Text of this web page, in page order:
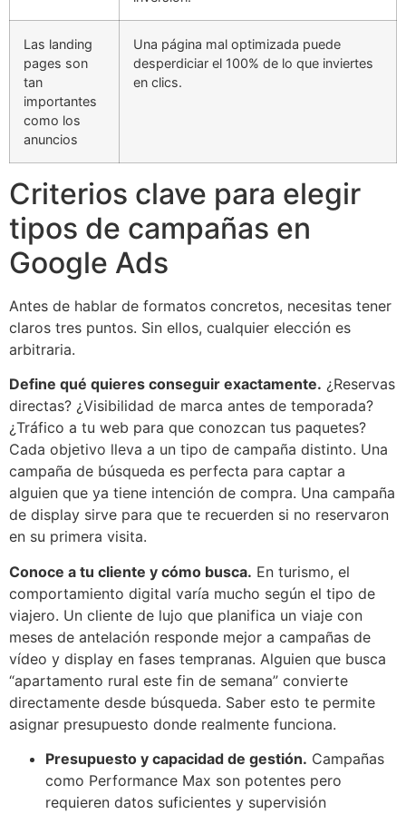
Las landing
pages son
tan
importantes
como los
anuncios
Una página mal optimizada puede
desperdiciar el 100% de lo que inviertes
en clics.
Criterios clave para elegir
tipos de campañas en
Google Ads
Antes de hablar de formatos concretos, necesitas tener
claros tres puntos. Sin ellos, cualquier elección es
arbitraria.
Define qué quieres conseguir exactamente. ¿Reservas
directas? ¿Visibilidad de marca antes de temporada?
¿Tráfico a tu web para que conozcan tus paquetes?
Cada objetivo lleva a un tipo de campaña distinto. Una
campaña de búsqueda es perfecta para captar a
alguien que ya tiene intención de compra. Una campaña
de display sirve para que te recuerden si no reservaron
en su primera visita.
Conoce a tu cliente y cómo busca. En turismo, el
comportamiento digital varía mucho según el tipo de
viajero. Un cliente de lujo que planifica un viaje con
meses de antelación responde mejor a campañas de
vídeo y display en fases tempranas. Alguien que busca
“apartamento rural este fin de semana” convierte
directamente desde búsqueda. Saber esto te permite
asignar presupuesto donde realmente funciona.
Presupuesto y capacidad de gestión. Campañas
como Performance Max son potentes pero
requieren datos suficientes y supervisión